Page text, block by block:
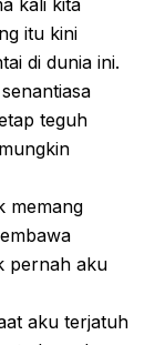
kali kita
itu kini
di dunia ini.
teguh
memang
pernah aku
aku terjatuh